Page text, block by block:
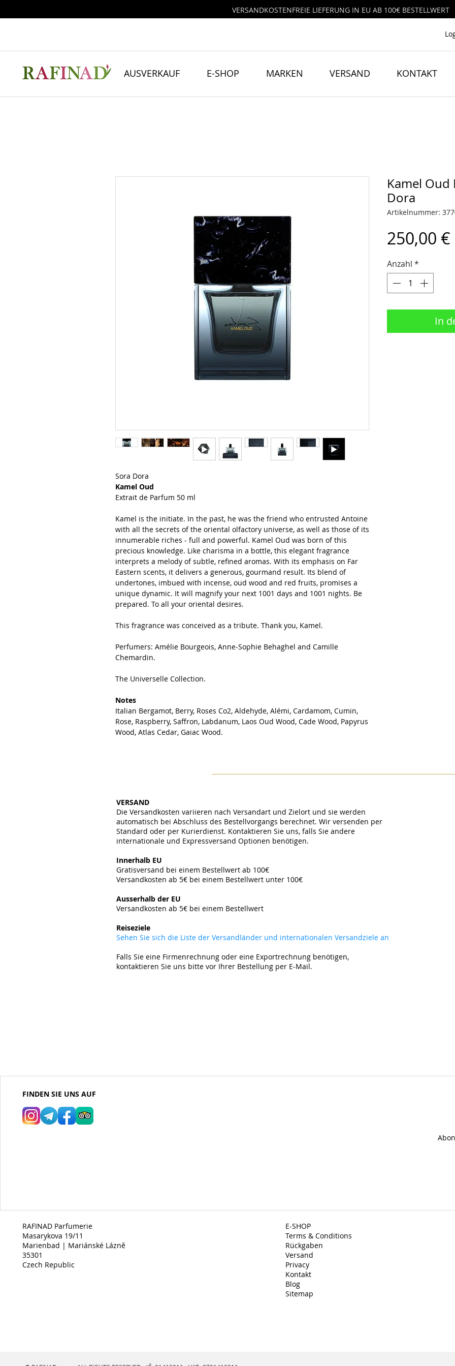
VERSANDKOSTENFREIE LIEFERUNG IN EU AB 100€ BESTELLWERT
AUSVERKAUF E-SHOP MARKEN VERSAND KONTAKT
Sora Dora
Kamel Oud
Extrait de Parfum 50 ml
Kamel is the initiate. In the past, he was the friend who entrusted Antoine
with all the secrets of the oriental olfactory universe, as well as those of its
innumerable riches - full and powerful. Kamel Oud was born of this
precious knowledge. Like charisma in a bottle, this elegant fragrance
interprets a melody of subtle, refined aromas. With its emphasis on Far
Eastern scents, it delivers a generous, gourmand result. Its blend of
undertones, imbued with incense, oud wood and red fruits, promises a
unique dynamic. It will magnify your next 1001 days and 1001 nights. Be
prepared. To all your oriental desires.
This fragrance was conceived as a tribute. Thank you, Kamel.
Perfumers: Amélie Bourgeois, Anne-Sophie Behaghel and Camille
Chemardin.
The Universelle Collection.
Notes
Italian Bergamot, Berry, Roses Co2, Aldehyde, Alémi, Cardamom, Cumin,
Rose, Raspberry, Saffron, Labdanum, Laos Oud Wood, Cade Wood, Papyrus
Wood, Atlas Cedar, Gaiac Wood.
Kamel
Dora
Artikelnummer:
250,00 €
Anzahl *
In
VERSAND
Die Versandkosten variieren nach Versandart und Zielort und sie werden
automatisch bei Abschluss des Bestellvorgangs berechnet. Wir versenden per
Standard oder per Kurierdienst. Kontaktieren Sie uns, falls Sie andere
internationale und Expressversand Optionen benötigen.
Innerhalb EU
Gratisversand bei einem Bestellwert ab 100€
Versandkosten ab 5€ bei einem Bestellwert unter 100€
Ausserhalb der EU
Versandkosten ab 5€ bei einem Bestellwert
Reiseziele
Sehen Sie sich die Liste der Versandländer und internationalen Versandziele an
Falls Sie eine Firmenrechnung oder eine Exportrechnung benötigen,
kontaktieren Sie uns bitte vor Ihrer Bestellung per E-Mail.
FINDEN SIE UNS AUF
RAFINAD Parfumerie
Masarykova 19/11
Marienbad | Mariánské Lázně
35301
Czech Republic
E-SHOP
Terms & Conditions
Rückgaben
Versand
Privacy
Kontakt
Blog
Sitemap